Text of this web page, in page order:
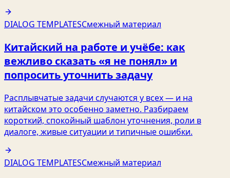
DIALOG TEMPLATESСмежный материал
Китайский на работе и учёбе: как
вежливо сказать «я не понял» и
попросить уточнить задачу
Расплывчатые задачи случаются у всех — и на
китайском это особенно заметно. Разбираем
короткий, спокойный шаблон уточнения, роли в
диалоге, живые ситуации и типичные ошибки.
DIALOG TEMPLATESСмежный материал